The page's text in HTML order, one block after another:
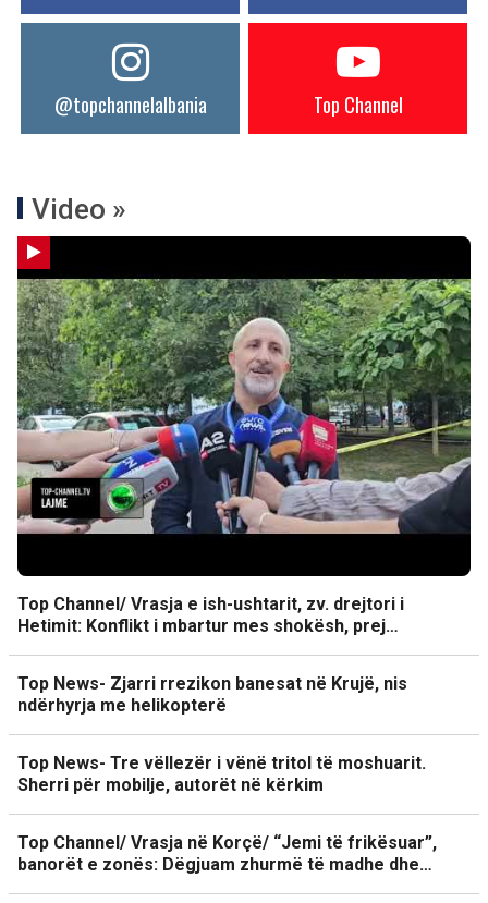
@topchannelalbania Top Channel
Video »
Top Channel/ Vrasja e ish-ushtarit, zv. drejtori i
Hetimit: Konflikt i mbartur mes shokësh, prej…
Top News- Zjarri rrezikon banesat në Krujë, nis
ndërhyrja me helikopterë
Top News- Tre vëllezër i vënë tritol të moshuarit.
Sherri për mobilje, autorët në kërkim
Top Channel/ Vrasja në Korçë/ “Jemi të frikësuar”,
banorët e zonës: Dëgjuam zhurmë të madhe dhe…